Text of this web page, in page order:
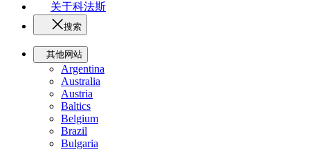
关于科法斯
搜索
其他网站
Argentina
Australia
Austria
Baltics
Belgium
Brazil
Bulgaria